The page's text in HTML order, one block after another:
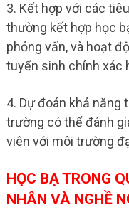
3. Kết hợp với các
thường kết hợp học
phỏng vấn, và hoạt
tuyển sinh chính xác
4. Dự đoán khả năng
trường có thể đánh
viên với môi trường
HỌC BẠ TRONG
NHÂN VÀ NGHỀ